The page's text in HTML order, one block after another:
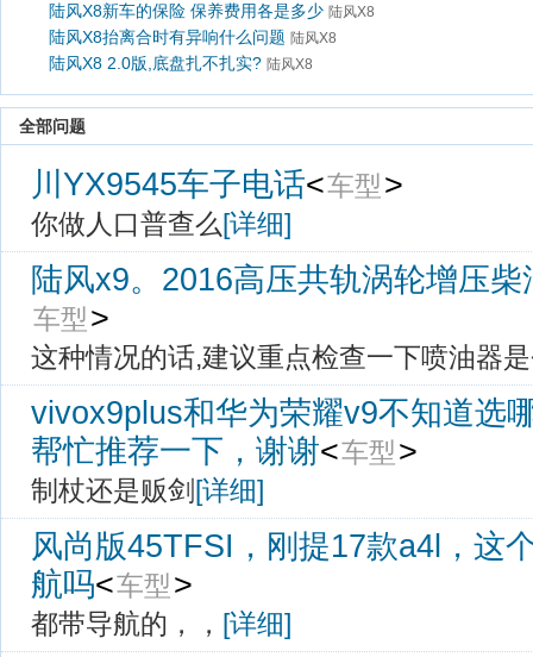
陆风X8新车的保险 保养费用各是多少 陆风X8
陆风X8抬离合时有异响什么问题 陆风X8
陆风X8 2.0版,底盘扎不扎实? 陆风X8
全部问题
川YX9545车子电话<车型>
你做人口普查么[详细]
陆风x9。2016高压共轨涡轮增压
车型>
这种情况的话,建议重点检查一下喷油器
vivox9plus和华为荣耀v9不知道选
帮忙推荐一下，谢谢<车型>
制杖还是贩剑 [详细]
风尚版45TFSI，刚提17款a4l，这
航吗<车型>
都带导航的，， [详细]